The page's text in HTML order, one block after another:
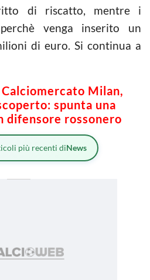
di riscatto, mentre i
venga inserito un
di euro. Si continua a
Calciomercato Milan,
spunta una
difensore rossonero
più recenti diNews